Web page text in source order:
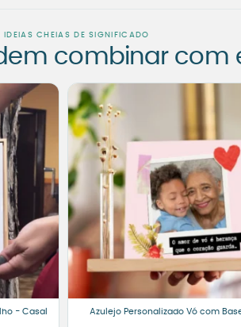
IDEIAS CHEIAS DE SIGNIFICADO
combinar com
- Casal Azulejo Personalizado Vó com